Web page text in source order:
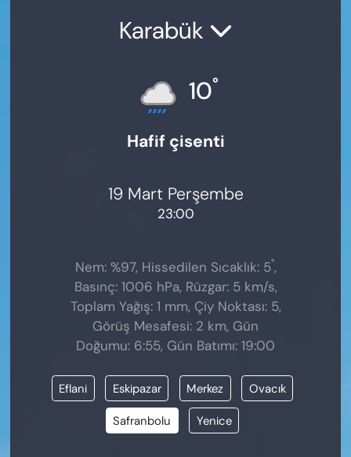
Karabük
10°
Hafif çisenti
19 Mart Perşembe
23:00
Nem: %97, Hissedilen Sıcaklık: 5°,
Basınç: 1006 hPa, Rüzgar: 5 km/s,
Toplam Yağış: 1 mm, Çiy Noktası: 5,
Görüş Mesafesi: 2 km, Gün
Doğumu: 6:55, Gün Batımı: 19:00
Eflani Eskipazar Merkez Ovacık
Safranbolu Yenice